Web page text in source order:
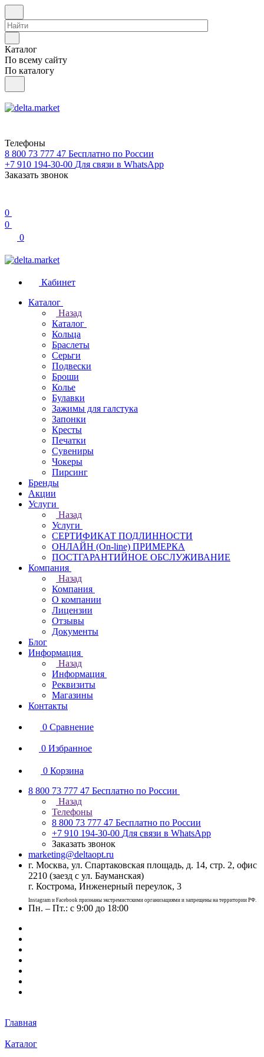
Каталог
По всему сайту
По каталогу
Телефоны
8 800 73 777 47 Бесплатно по России
+7 910 194-30-00 Для связи в WhatsApp
Заказать звонок
0
0
0
Кабинет
Каталог
Назад
Каталог
Кольца
Браслеты
Серьги
Подвески
Броши
Колье
Булавки
Зажимы для галстука
Запонки
Кресты
Печатки
Сувениры
Чокеры
Пирсинг
Бренды
Акции
Услуги
Назад
Услуги
СЕРТИФИКАТ ПОДЛИННОСТИ
ОНЛАЙН (On-line) ПРИМЕРКА
ПОСТГАРАНТИЙНОЕ ОБСЛУЖИВАНИЕ
Компания
Назад
Компания
О компании
Лицензии
Отзывы
Документы
Блог
Информация
Назад
Информация
Реквизиты
Магазины
Контакты
0 Сравнение
0 Избранное
0 Корзина
8 800 73 777 47 Бесплатно по России
Назад
Телефоны
8 800 73 777 47 Бесплатно по России
+7 910 194-30-00 Для связи в WhatsApp
Заказать звонок
marketing@deltaopt.ru
г. Москва, ул. Спартаковская площадь, д. 14, стр. 2, офис
2210 (заезд с ул. Бауманская)
г. Кострома, Инженерный переулок, 3
Instagram и Facebook признаны экстремистскими организациями и запрещены на территории РФ.
Пн. – Пт.: с 9:00 до 18:00
Главная
Каталог